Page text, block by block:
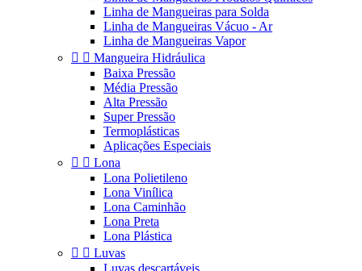
Linha de Mangueiras para Solda
Linha de Mangueiras Vácuo - Ar
Linha de Mangueiras Vapor
  Mangueira Hidráulica
Baixa Pressão
Média Pressão
Alta Pressão
Super Pressão
Termoplásticas
Aplicações Especiais
  Lona
Lona Polietileno
Lona Vinílica
Lona Caminhão
Lona Preta
Lona Plástica
  Luvas
Luvas descartáveis